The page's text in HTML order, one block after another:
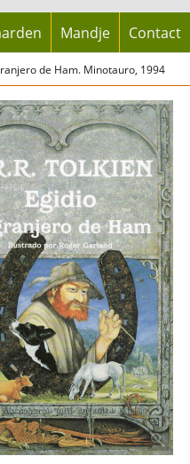
Mandje Contact
de Ham. Minotauro, 1994